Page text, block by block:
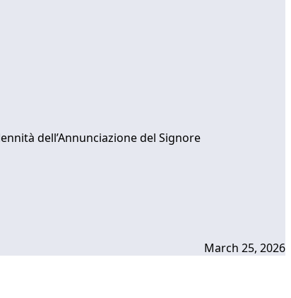
dell’Annunciazione del Signore
March 25, 2026